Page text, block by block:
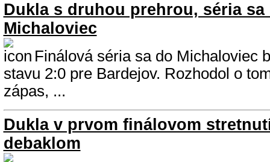
Dukla s druhou prehrou, séria
Michaloviec
Finálová séria sa do Michaloviec
stavu 2:0 pre Bardejov. Rozhodol o
zápas, ...
Dukla v prvom finálovom
debaklom